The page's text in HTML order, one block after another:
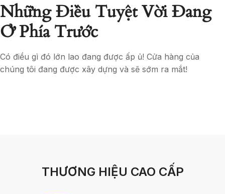
Những Điều Tuyệt Vời Đang
Ở Phía Trước
Có điều gì đó lớn lao đang được ấp ủ! Cửa hàng của
chúng tôi đang được xây dựng và sẽ sớm ra mắt!
THƯƠNG HIỆU CAO CẤP